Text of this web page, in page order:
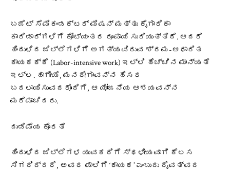
ಬಜೆಟ್ ಸೆಮಿಕಂಡಕ್ಟರ್ ಮಿಷನ್ ಮತ್ತು ಕೈಗಾರಿಕಾ
ಕಾರಿಡಾರ್‌ಗಳಿಗೆ ಕೋಟ್ಯಂತರ ರೂಪಾಯಿ ಸುರಿಯುತ್ತಿದೆ. ಆದರೆ
ಹಿಂದುಳಿದ ಜಿಲ್ಲೆಗಳಿಗೆ ಅಗತ್ಯವಿರುವ ಶ್ರಮ-ಆಧಾರಿತ
ಕಾಯಕಕ್ಕೆ (Labor-intensive work) ಇಲ್ಲಿ ಹೆಚ್ಚಿನ ಮಾನ್ಯತೆ
ಇಲ್ಲ. ಹಾಗೇಯೆ, ಮನರೇಗಾವನ್ನ ಹೆಸರ
ಬದಲಾಯಿಸುವದರೊಂದಿಗೆ, ಆ ಯೋಜನೆಯ ಆಶಯವನ್ನ
ಮರೆಮಾಚಿದರು.
ದುಡಿಮೆಯ ಕೊರತೆ
ಹಿಂದುಳಿದ ಜಿಲ್ಲೆಗಳ ಯುವಕರಿಗೆ ಸ್ಥಳೀಯವಾಗಿ ಕೆಲಸ
ಸಿಗದಿದ್ದರೆ, ಅವರ ಪಾಲಿಗೆ ‘ಕಾಯಕ’ ಎಂಬುದು ದೈವತ್ವದ